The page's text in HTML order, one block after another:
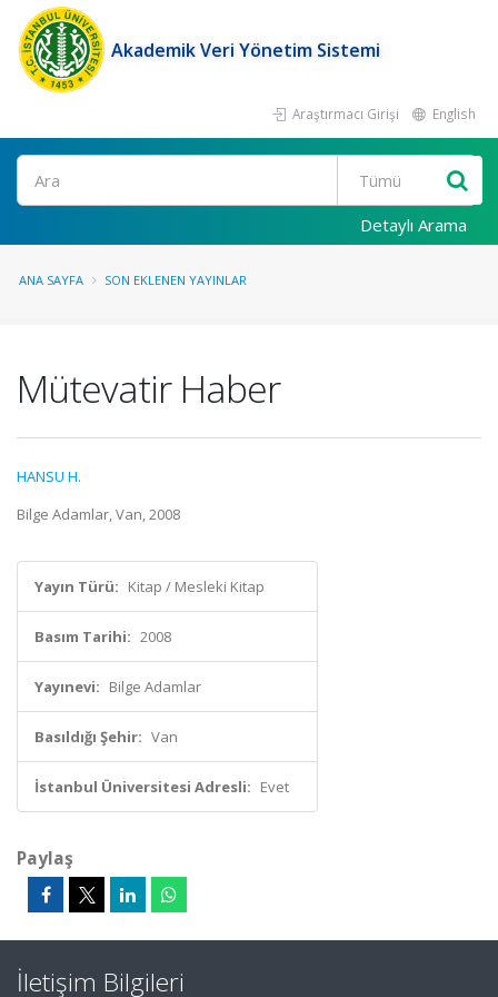
Akademik Veri Yönetim Sistemi
Araştırmacı Girişi English
Ara
Detaylı Arama
ANA SAYFA SON EKLENEN YAYINLAR
Mütevatir Haber
HANSU H.
Bilge Adamlar, Van, 2008
Yayın Türü: Kitap / Mesleki Kitap
Basım Tarihi: 2008
Yayınevi: Bilge Adamlar
Basıldığı Şehir: Van
İstanbul Üniversitesi Adresli: Evet
Paylaş
İletişim Bilgileri